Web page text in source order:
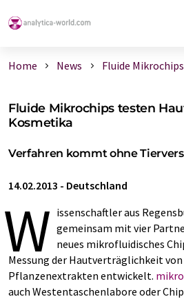
Home News Fluide
Fluide Mikrochips testen
Kosmetika
Verfahren kommt ohne
14.02.2013 - Deutschland
W issenschaftler aus
gemeinsam mit vier
neues mikrofluidisches
Messung der Hautverträglichkeit von
Pflanzenextrakten entwickelt.
auch Westentaschenlabore oder